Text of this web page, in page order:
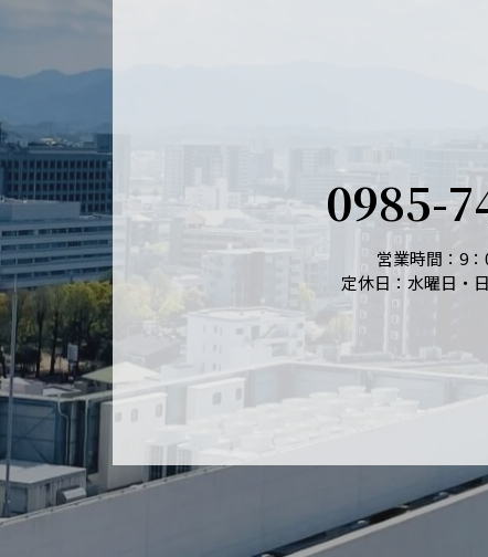
0985-
営業時間：9
定休日：水曜日・